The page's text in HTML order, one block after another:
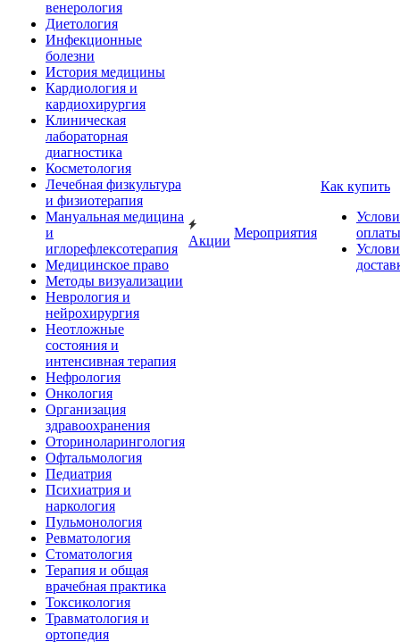
венерология
Диетология
Инфекционные
болезни
История медицины
Кардиология и
кардиохирургия
Клиническая
лабораторная
диагностика
Косметология
Лечебная физкультура
и физиотерапия
Мануальная медицина
и
иглорефлексотерапия
Медицинское право
Методы визуализации
Неврология и
нейрохирургия
Неотложные
состояния и
интенсивная терапия
Нефрология
Онкология
Организация
здравоохранения
Оториноларингология
Офтальмология
Педиатрия
Психиатрия и
наркология
Пульмонология
Ревматология
Стоматология
Терапия и общая
врачебная практика
Токсикология
Травматология и
ортопедия
Акции
Мероприятия
Как купить
оплаты